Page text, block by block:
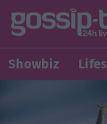
Showbiz